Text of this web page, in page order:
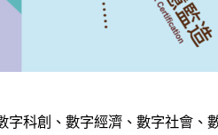
科創、數字經濟、數字社會、